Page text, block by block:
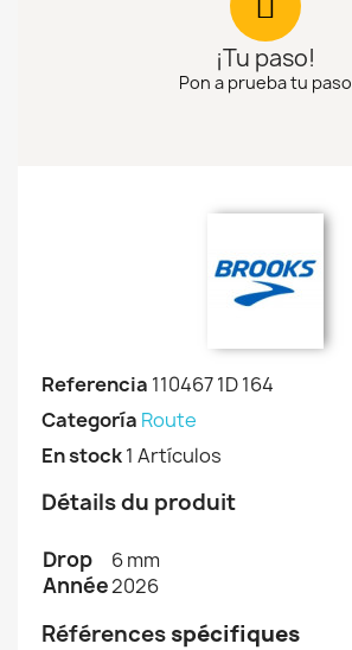
¡Tu paso!
Pon a prueba tu paso
Referencia 110467 1D 164
Categoría Route
En stock1 Artículos
Détails du produit
Drop 6 mm
Année2026
Références spécifiques